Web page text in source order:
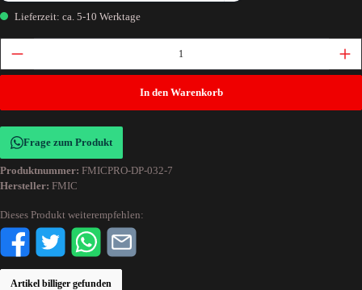
Lieferzeit: ca. 5-10 Werktage
In den Warenkorb
Frage zum Produkt
Produktnummer: FMICPRO-DP-032-7
Hersteller: FMIC
Dieses Produkt weiterempfehlen:
Artikel billiger gefunden